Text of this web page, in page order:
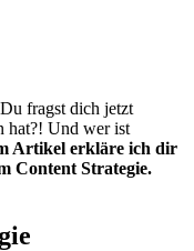
fragst dich jetzt
hat?! Und wer ist
Artikel erkläre ich dir
Content Strategie.